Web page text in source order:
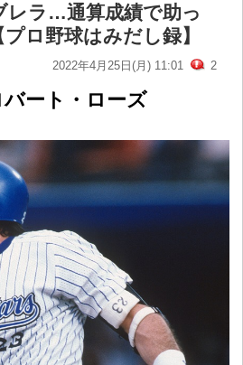
レラ…通算成績で助っ
ロ野球はみだし録】
2022年4月25日(月) 11:01 2
ート・ローズ